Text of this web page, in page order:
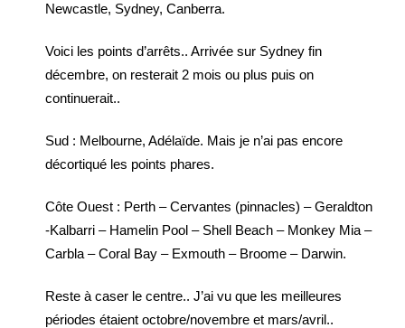
Newcastle, Sydney, Canberra.
Voici les points d’arrêts.. Arrivée sur Sydney fin
décembre, on resterait 2 mois ou plus puis on
continuerait..
Sud : Melbourne, Adélaïde. Mais je n’ai pas encore
décortiqué les points phares.
Côte Ouest : Perth – Cervantes (pinnacles) – Geraldton
-Kalbarri – Hamelin Pool – Shell Beach – Monkey Mia –
Carbla – Coral Bay – Exmouth – Broome – Darwin.
Reste à caser le centre.. J’ai vu que les meilleures
périodes étaient octobre/novembre et mars/avril..